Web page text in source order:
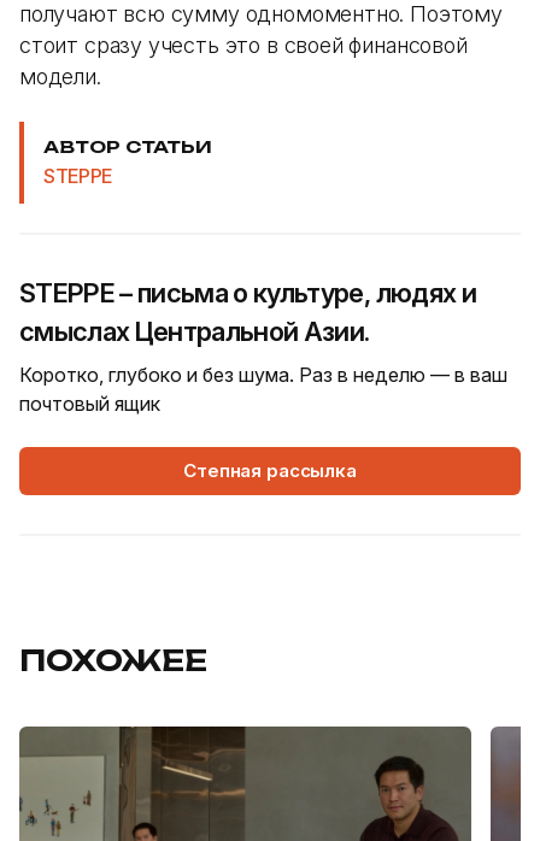
получают всю сумму одномоментно. Поэтому
стоит сразу учесть это в своей финансовой
модели.
АВТОР СТАТЬИ
STEPPE
STEPPE – письма о культуре, людях и
смыслах Центральной Азии.
Коротко, глубоко и без шума. Раз в неделю — в ваш
почтовый ящик
Степная рассылка
ПОХОЖЕЕ